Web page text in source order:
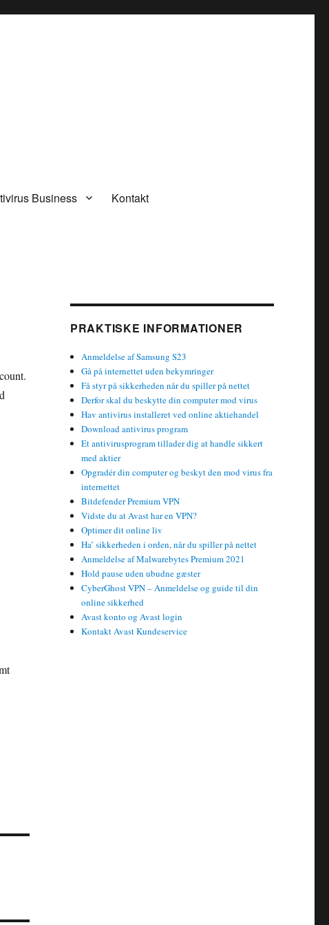
Business Kontakt
PRAKTISKE INFORMATIONER
Anmeldelse af Samsung S23
Gå på internettet uden bekymringer
Få styr på sikkerheden når du spiller på nettet
Derfor skal du beskytte din computer mod virus
Hav antivirus installeret ved online aktiehandel
Download antivirus program
Et antivirusprogram tillader dig at handle sikkert
med aktier
Opgradér din computer og beskyt den mod virus fra
internettet
Bitdefender Premium VPN
Vidste du at Avast har en VPN?
Optimer dit online liv
Ha’ sikkerheden i orden, når du spiller på nettet
Anmeldelse af Malwarebytes Premium 2021
Hold pause uden ubudne gæster
CyberGhost VPN – Anmeldelse og guide til din
online sikkerhed
Avast konto og Avast login
Kontakt Avast Kundeservice